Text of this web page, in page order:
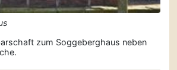
zum Soggeberghaus neben